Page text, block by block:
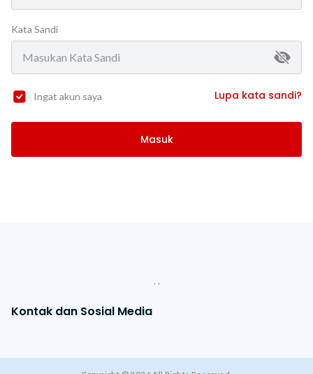
Kata Sandi
Ingat akun saya Lupa kata sandi?
Masuk
. .
Kontak dan Sosial Media